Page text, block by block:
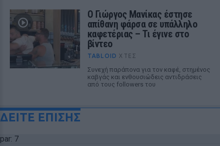
Ο Γιώργος Μανίκας έστησε
απίθανη φάρσα σε υπάλληλο
καφετέριας – Τι έγινε στο
βίντεο
TABLOID ΧΤΕΣ
Συνεχή παράπονα για τον καφέ, στημένος
καβγάς και ενθουσιώδεις αντιδράσεις
από τους followers του
ΔΕΙΤΕ ΕΠΙΣΗΣ
par: 7